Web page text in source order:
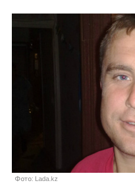
Фото: Lada.kz